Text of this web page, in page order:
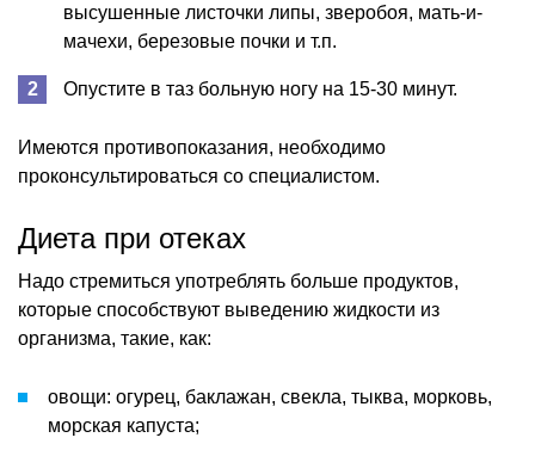
высушенные листочки липы, зверобоя, мать-и-
мачехи, березовые почки и т.п.
Опустите в таз больную ногу на 15-30 минут.
Имеются противопоказания, необходимо
проконсультироваться со специалистом.
Диета при отеках
Надо стремиться употреблять больше продуктов,
которые способствуют выведению жидкости из
организма, такие, как:
овощи: огурец, баклажан, свекла, тыква, морковь,
морская капуста;